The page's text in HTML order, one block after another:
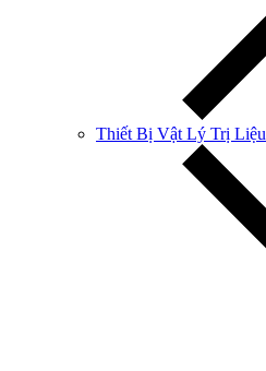
Thiết Bị Vật Lý Trị Liệu